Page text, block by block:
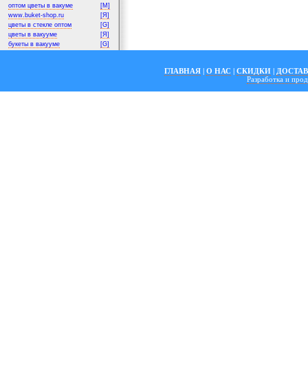
оптом цветы в вакуме
[M]
www.buket-shop.ru
[Я]
цветы в стекле оптом
[G]
цветы в вакууме
[Я]
букеты в вакууме
[G]
ГЛАВНАЯ | О НАС | СКИДКИ |
Разработка и